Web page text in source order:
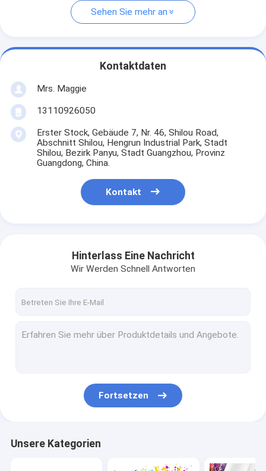
Sehen Sie mehr an
Kontaktdaten
Mrs. Maggie
13110926050
Erster Stock, Gebäude 7, Nr. 46, Shilou Road,
Abschnitt Shilou, Hengrun Industrial Park, Stadt
Shilou, Bezirk Panyu, Stadt Guangzhou, Provinz
Guangdong, China.
Kontakt
Hinterlass Eine Nachricht
Wir Werden Schnell Antworten
Fortsetzen
Unsere Kategorien